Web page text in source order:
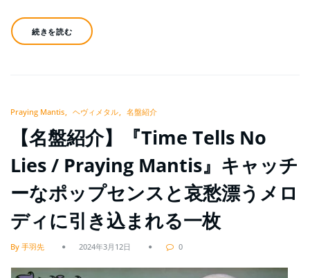
続きを読む
Praying Mantis ヘヴィメタル 名盤紹介
【名盤紹介】『Time Tells No
Lies / Praying Mantis』キャッチ
ーなポップセンスと哀愁漂うメロ
ディに引き込まれる一枚
By 手羽先 2024年3月12日 0